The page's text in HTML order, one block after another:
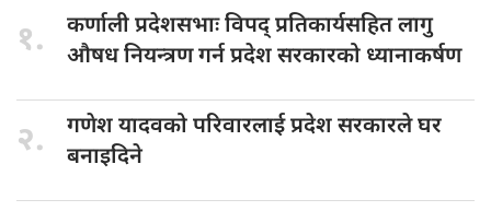
१. कर्णाली प्रदेशसभाःविपद् प्रतिकार्यसहित लागु
औषध नियन्त्रण गर्न प्रदेश सरकारको ध्यानाकर्षण
२. गणेश यादवकोपरिवारलाई प्रदेश सरकारले घर
बनाइदिने